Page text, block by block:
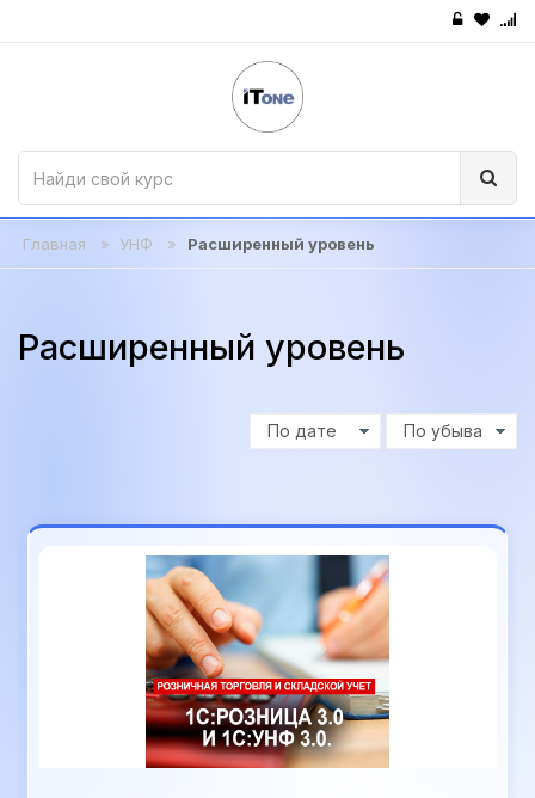
Главная » УНФ » Расширенный уровень
Расширенный уровень